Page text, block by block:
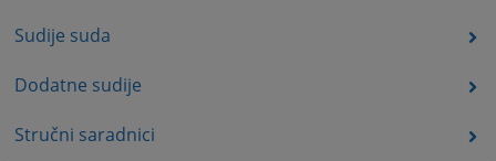
Sudije suda
Dodatne sudije
Stručni saradnici